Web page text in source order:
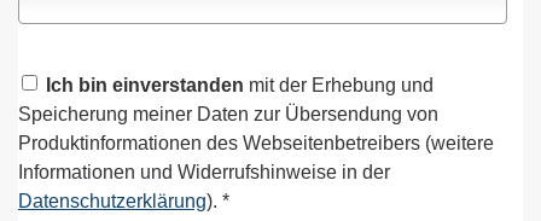
Ich bin einverstanden mit der Erhebung und
Speicherung meiner Daten zur Übersendung von
Produktinformationen des Webseitenbetreibers (weitere
Informationen und Widerrufshinweise in der
Datenschutzerklärung). *